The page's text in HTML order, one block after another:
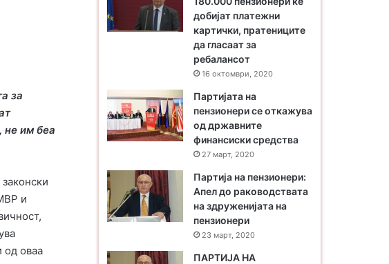
за
не им беа
и
од оваа
добијат платежни
картички, пратениците
да гласаат за
ребалансот
16 октомври, 2020
Партијата на
пензионери се откажува
од државните
финансиски средства
27 март, 2020
Партија на пензионери:
Апел до раководствата
на здруженијата на
пензионери
23 март, 2020
ПАРТИЈА НА